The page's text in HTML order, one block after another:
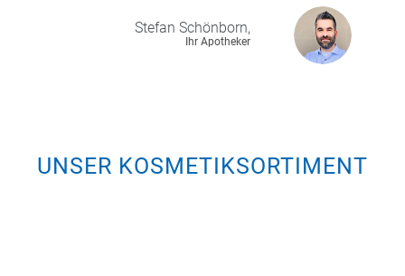
Stefan Schönborn,
Ihr Apotheker
UNSER KOSMETIKSORTIMENT